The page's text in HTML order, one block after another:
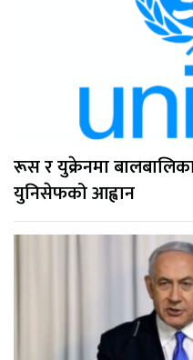
रूस र युक्रेनमा
युनिसेफको आह्वान